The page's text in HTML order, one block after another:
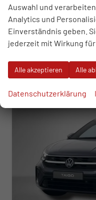
29.990,– €
incl. 19% MwSt.
Verbrauch
CO2-Emissionen:
ab 305,– € mtl.
Auswahl und
Analytics und
Einverständnis geben.
jederzeit mit Wirkung
Alle akzeptieren Alle
Datenschutzerklärung